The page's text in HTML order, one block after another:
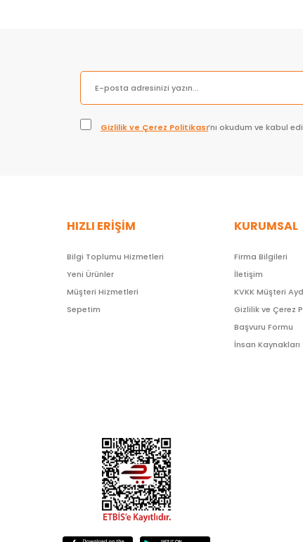
Gizlilik ve Çerez Politikası’nı okudum ve kabul
HIZLI ERİŞİM
Bilgi Toplumu Hizmetleri
Yeni Ürünler
Müşteri Hizmetleri
Sepetim
KURUMSAL
Firma Bilgileri
İletişim
KVKK Müşteri
Gizlilik ve Çerez
Başvuru Formu
İnsan Kaynakları